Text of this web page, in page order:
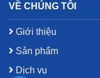
VỀ CHÚNG TÔI
Giới thiệu
Sản phẩm
Dịch vụ